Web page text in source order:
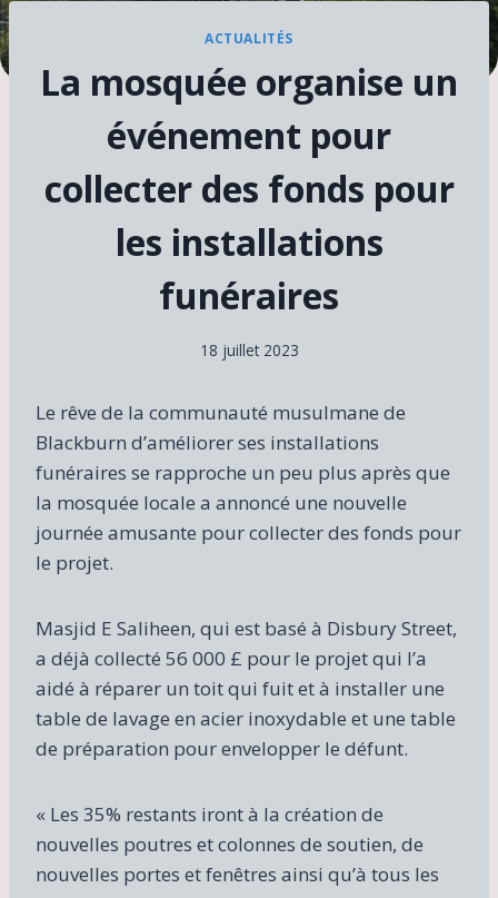
ACTUALITÉS
La mosquée organise un
événement pour
collecter des fonds pour
les installations
funéraires
18 juillet 2023
Le rêve de la communauté musulmane de
Blackburn d’améliorer ses installations
funéraires se rapproche un peu plus après que
la mosquée locale a annoncé une nouvelle
journée amusante pour collecter des fonds pour
le projet.
Masjid E Saliheen, qui est basé à Disbury Street,
a déjà collecté 56 000 £ pour le projet qui l’a
aidé à réparer un toit qui fuit et à installer une
table de lavage en acier inoxydable et une table
de préparation pour envelopper le défunt.
« Les 35% restants iront à la création de
nouvelles poutres et colonnes de soutien, de
nouvelles portes et fenêtres ainsi qu’à tous les